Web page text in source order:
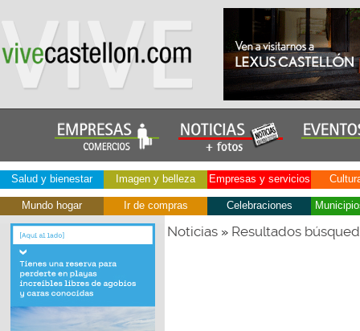
Salud y bienestar Imagen y belleza Empresas y servicios
Mundo hogar Ir de compras Celebraciones
Noticias» Resultados